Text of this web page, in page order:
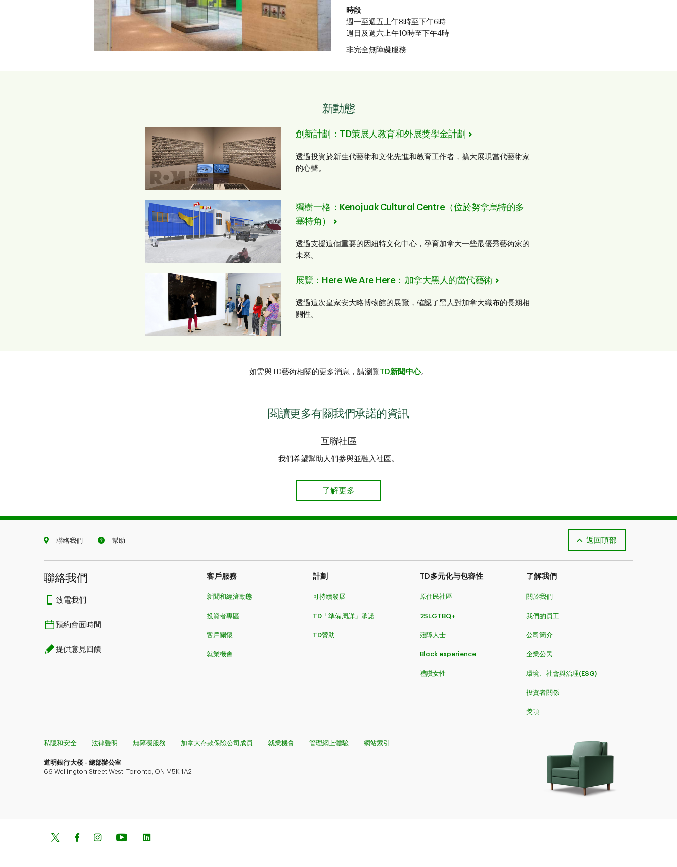
時段
週一至週五上午8時至下午6時
週日及週六上午10時至下午4時
非完全無障礙服務
新動態
創新計劃：TD策展人教育和外展獎學金計劃
透過投資於新生代藝術和文化先進和教育工作者，擴大展現當代藝術家
的心聲。
獨樹一格：Kenojuak Cultural Centre（位於努拿烏特的多
塞特角）
透過支援這個重要的因紐特文化中心，孕育加拿大一些最優秀藝術家的
未來。
展覽：Here We Are Here：加拿大黑人的當代藝術
透過這次皇家安大略博物館的展覽，確認了黑人對加拿大織布的長期相
關性。
如需與TD藝術相關的更多消息，請瀏覽TD新聞中心。
閱讀更多有關我們承諾的資訊
互聯社區
我們希望幫助人們參與並融入社區。
了解更多
聯絡我們 幫助 返回頂部
聯絡我們
致電我們
預約會面時間
提供意見回饋
客戶服務
新聞和經濟動態
投資者專區
客戶關懷
就業機會
計劃
可持續發展
TD「準備周詳」承諾
TD贊助
TD多元化与包容性
原住民社區
2SLGTBQ+
殘障人士
Black experience
禮讚女性
了解我們
關於我們
我們的員工
公司簡介
企業公民
環境、社會與治理(ESG)
投資者關係
獎項
私隱和安全 法律聲明 無障礙服務 加拿大存款保險公司成員 就業機會 管理網上體驗 網站索引
道明銀行​​​​​​​大楼 - 總部辦公室
66 Wellington Street West, Toronto, ON M5K 1A2